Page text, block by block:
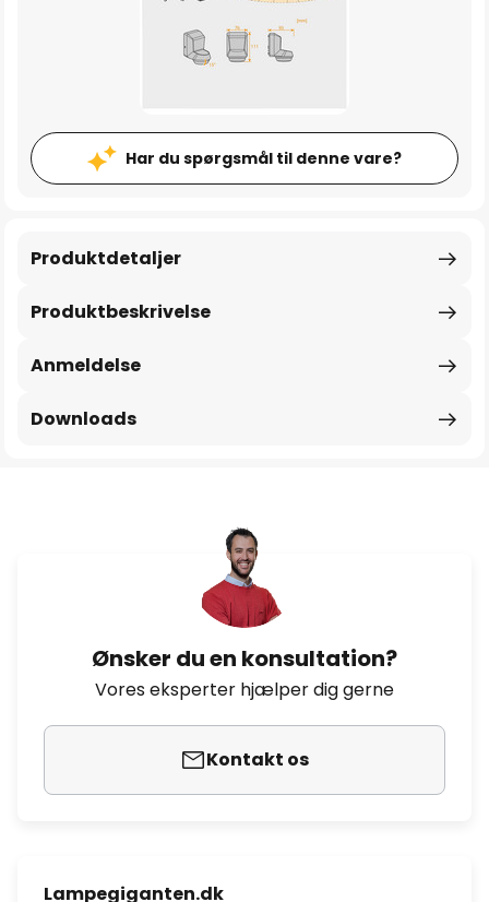
Har du spørgsmål til denne vare?
Produktbeskrivelse
Produktdetaljer
Anmeldelse
Downloads
Ønsker du en konsultation?
Vores eksperter hjælper dig gerne
Kontakt os
Lampegiganten.dk